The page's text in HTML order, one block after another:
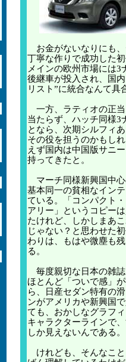
お金がないなりにも
丁寧な作りで成功した
メインの欧州市場には3
後継車が投入され、国
リスト”に統合なんて具
一方、ラティオの正
当たらず、ハッチ同様3
となら、次期シルフィ
その役を担うのかもし
えず国内は中国版サニ
持ってきたと。
マーチ同様新興国中
基本同一の貧相なイン
ている。「コンパクト
アリー」というコピー
たけれど、しかしまあ
じゃない？と思わせた
わりは、もはや微塵も
る。
毎度親切な日本の雑
ほとんど「ついで感」
ら、日産セダン特有の
ンがアメリカや新興国
ても、おかしなグラフ
キャラクターラインで
しか見えないんである。
けれども、そんなこ